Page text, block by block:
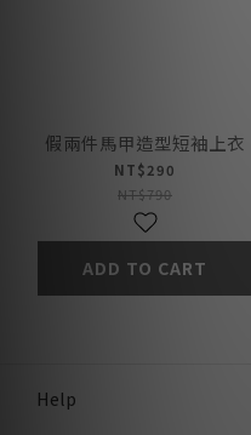
假兩件馬甲造型短袖上衣
NT$290
NT$790
ADD TO CART
Help